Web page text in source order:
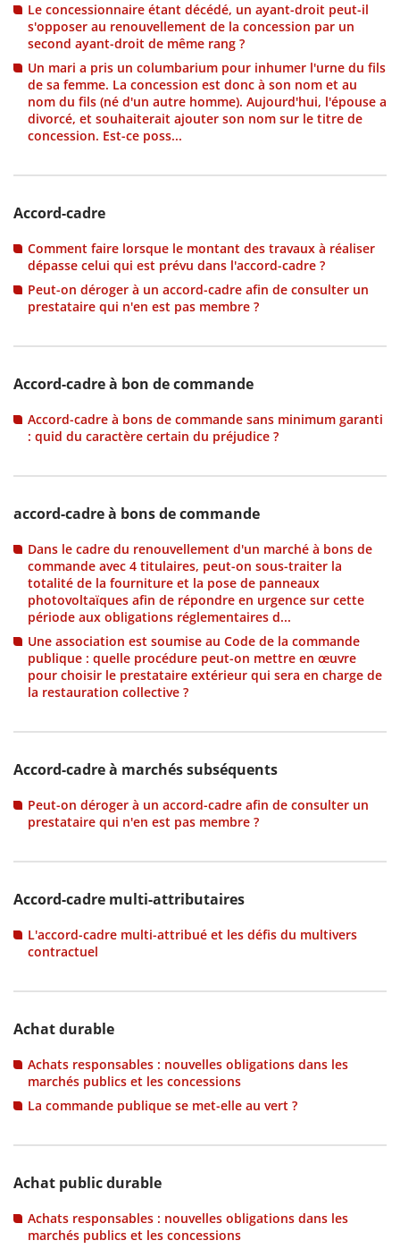
Le concessionnaire étant décédé, un ayant-droit peut-il
s'opposer au renouvellement de la concession par un
second ayant-droit de même rang ?
Un mari a pris un columbarium pour inhumer l'urne du fils
de sa femme. La concession est donc à son nom et au
nom du fils (né d'un autre homme). Aujourd'hui, l'épouse a
divorcé, et souhaiterait ajouter son nom sur le titre de
concession. Est-ce poss...
Accord-cadre
Comment faire lorsque le montant des travaux à réaliser
dépasse celui qui est prévu dans l'accord-cadre ?
Peut-on déroger à un accord-cadre afin de consulter un
prestataire qui n'en est pas membre ?
Accord-cadre à bon de commande
Accord-cadre à bons de commande sans minimum garanti
: quid du caractère certain du préjudice ?
accord-cadre à bons de commande
Dans le cadre du renouvellement d'un marché à bons de
commande avec 4 titulaires, peut-on sous-traiter la
totalité de la fourniture et la pose de panneaux
photovoltaïques afin de répondre en urgence sur cette
période aux obligations réglementaires d...
Une association est soumise au Code de la commande
publique : quelle procédure peut-on mettre en œuvre
pour choisir le prestataire extérieur qui sera en charge de
la restauration collective ?
Accord-cadre à marchés subséquents
Peut-on déroger à un accord-cadre afin de consulter un
prestataire qui n'en est pas membre ?
Accord-cadre multi-attributaires
L'accord-cadre multi-attribué et les défis du multivers
contractuel
Achat durable
Achats responsables : nouvelles obligations dans les
marchés publics et les concessions
La commande publique se met-elle au vert ?
Achat public durable
Achats responsables : nouvelles obligations dans les
marchés publics et les concessions